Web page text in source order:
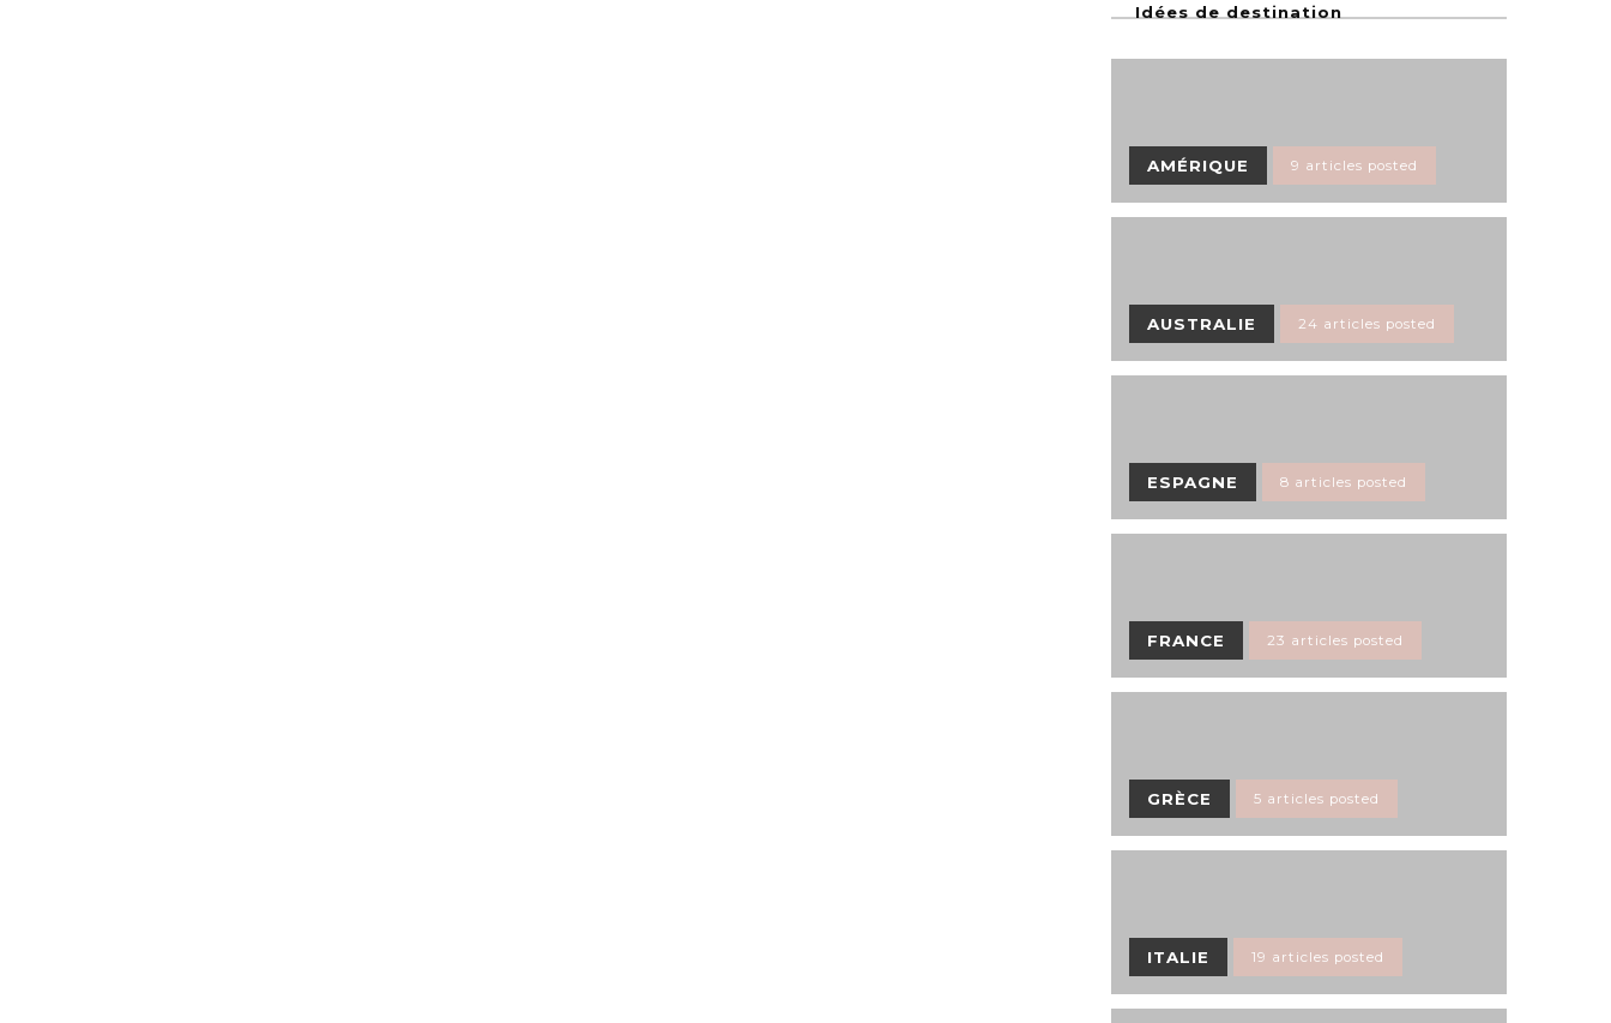
Idées de destination
AMÉRIQUE 9 articles posted
AUSTRALIE 24 articles posted
ESPAGNE 8 articles posted
FRANCE 23 articles posted
GRÈCE 5 articles posted
ITALIE 19 articles posted